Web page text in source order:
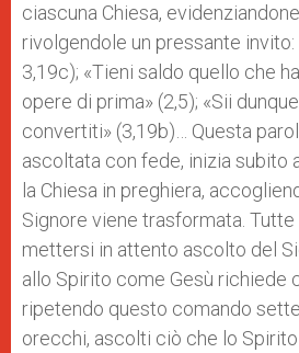
ciascuna Chiesa,
rivolgendole un pressante invito:
3,19c); «Tieni saldo quello che
opere di prima» (2,5); «Sii
convertiti» (3,19b)… Questa
ascoltata con fede, inizia subito
la Chiesa in preghiera,
Signore viene trasformata.
mettersi in attento ascolto del
allo Spirito come Gesù richiede
ripetendo questo comando
orecchi, ascolti ciò che lo